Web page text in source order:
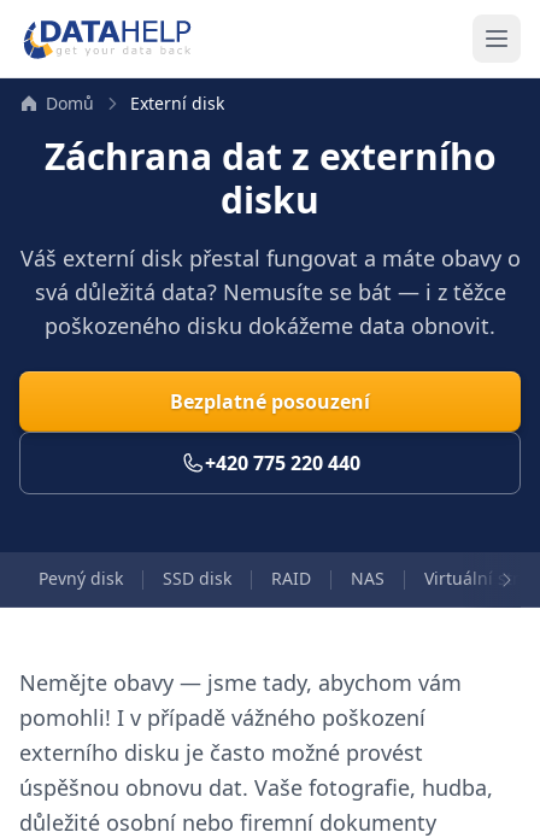
Domů Externí disk
Záchrana dat z externího
disku
Váš externí disk přestal fungovat a máte obavy o
svá důležitá data? Nemusíte se bát — i z těžce
poškozeného disku dokážeme data obnovit.
Bezplatné posouzení
+420 775 220 440
Pevný disk SSD disk RAID NAS Virtuální
Nemějte obavy — jsme tady, abychom vám
pomohli! I v případě vážného poškození
externího disku je často možné provést
úspěšnou obnovu dat. Vaše fotografie, hudba,
důležité osobní nebo firemní dokumenty